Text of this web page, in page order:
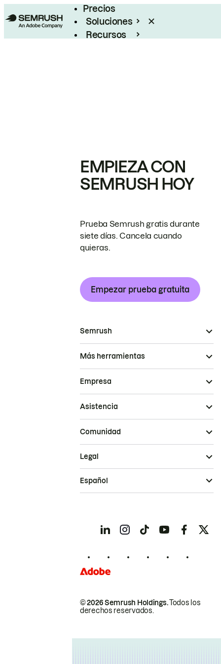
Precios
Soluciones
Recursos
EMPIEZA CON
SEMRUSH HOY
Prueba Semrush gratis durante
siete días. Cancela cuando
quieras.
Empezar prueba gratuita
Semrush
Más herramientas
Empresa
Asistencia
Comunidad
© 2026 Semrush Holdings.Todos los
derechos reservados.
Legal
Español